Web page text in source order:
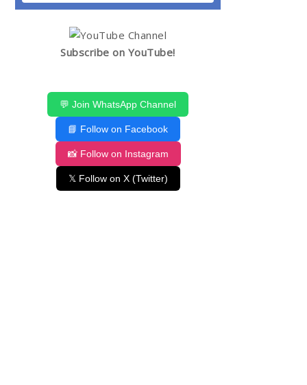
Subscribe on YouTube!
💬 Join WhatsApp Channel
📘 Follow on Facebook
📸 Follow on Instagram
𝕏 Follow on X (Twitter)